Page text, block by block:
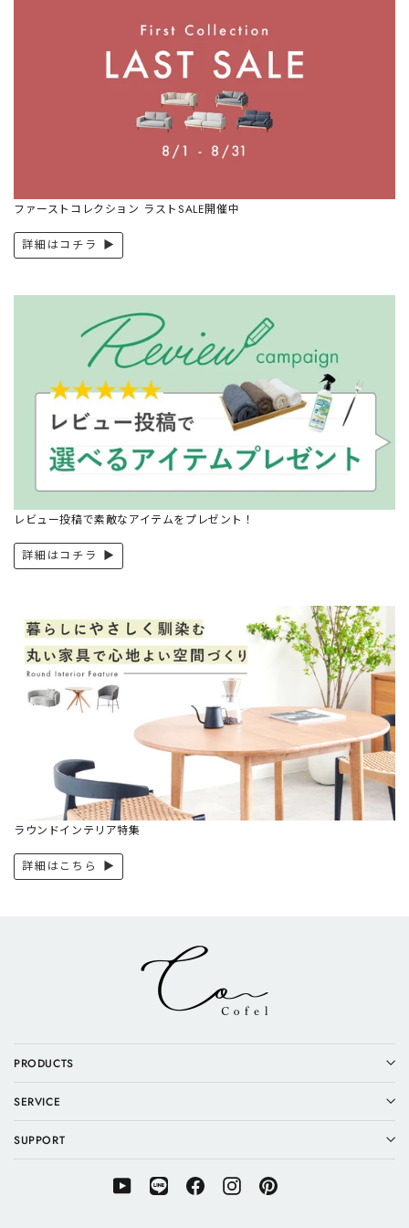
ファーストコレクション ラストSALE開催中
詳細はコチラ ▶︎
レビュー投稿で素敵なアイテムをプレゼント！
詳細はコチラ ▶︎
ラウンドインテリア特集
詳細はこちら ▶︎
PRODUCTS
SERVICE
SUPPORT
YouTube LINE FacebookInstagram